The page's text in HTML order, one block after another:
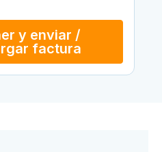
y enviar /
factura